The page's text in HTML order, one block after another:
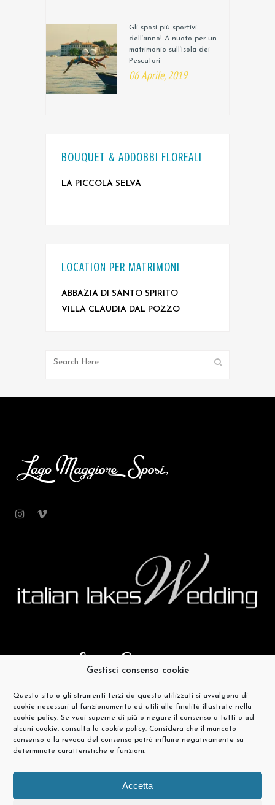
Gestisci consenso cookie
Questo sito o gli strumenti terzi da questo utilizzati si avvalgono di
cookie necessari al funzionamento ed utili alle finalità illustrate nella
cookie policy. Se vuoi saperne di più o negare il consenso a tutti o ad
alcuni cookie, consulta la cookie policy. Considera che il mancato
consenso o la revoca del consenso potrà influire negativamente su
determinate caratteristiche e funzioni.
Accetta
Gli sposi più sportivi
dell’anno! A nuoto per un
matrimonio sull’Isola dei
Pescatori
06 Aprile, 2019
BOUQUET & ADDOBBI FLOREALI
LA PICCOLA SELVA
LOCATION PER MATRIMONI
ABBAZIA DI SANTO SPIRITO
VILLA CLAUDIA DAL POZZO